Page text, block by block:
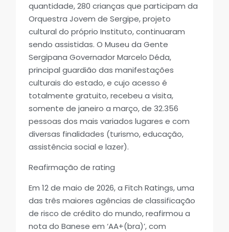
quantidade, 280 crianças que participam da
Orquestra Jovem de Sergipe, projeto
cultural do próprio Instituto, continuaram
sendo assistidas. O Museu da Gente
Sergipana Governador Marcelo Déda,
principal guardião das manifestações
culturais do estado, e cujo acesso é
totalmente gratuito, recebeu a visita,
somente de janeiro a março, de 32.356
pessoas dos mais variados lugares e com
diversas finalidades (turismo, educação,
assistência social e lazer).
Reafirmação de rating
Em 12 de maio de 2026, a Fitch Ratings, uma
das três maiores agências de classificação
de risco de crédito do mundo, reafirmou a
nota do Banese em ‘AA+(bra)’, com